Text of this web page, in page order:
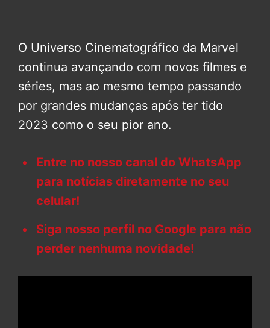
O Universo Cinematográfico da Marvel
continua avançando com novos filmes e
séries, mas ao mesmo tempo passando
por grandes mudanças após ter tido
2023 como o seu pior ano.
Entre no nosso canal do WhatsApp
para notícias diretamente no seu
celular!
Siga nosso perfil no Google para não
perder nenhuma novidade!